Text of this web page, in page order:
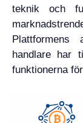
teknik och
Plattformens
handlare har
funktionerna